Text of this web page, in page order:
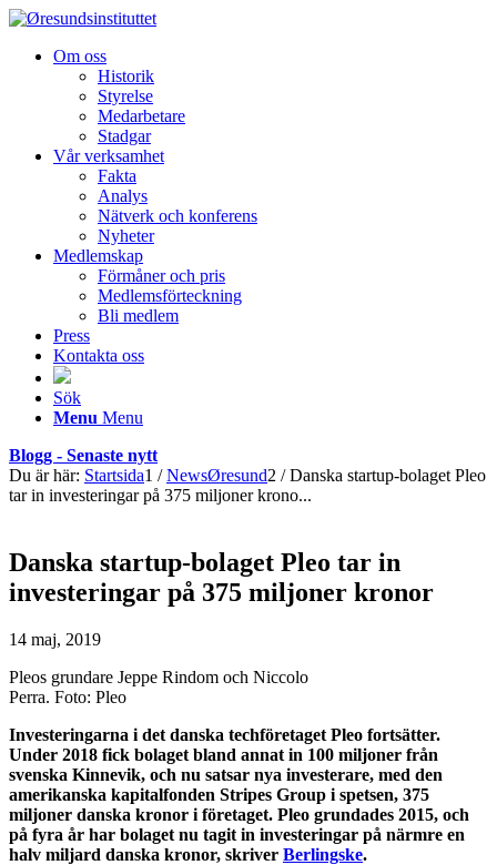
Om oss
Historik
Styrelse
Medarbetare
Stadgar
Vår verksamhet
Fakta
Analys
Nätverk och konferens
Nyheter
Medlemskap
Förmåner och pris
Medlemsförteckning
Bli medlem
Press
Kontakta oss
Sök
Menu Menu
Blogg - Senaste nytt
Du är här: Startsida1 / NewsØresund2 / Danska startup-bolaget Pleo
tar in investeringar på 375 miljoner krono...
Danska startup-bolaget Pleo tar in
investeringar på 375 miljoner kronor
14 maj, 2019
Pleos grundare Jeppe Rindom och Niccolo
Perra. Foto: Pleo
Investeringarna i det danska techföretaget Pleo fortsätter.
Under 2018 fick bolaget bland annat in 100 miljoner från
svenska Kinnevik, och nu satsar nya investerare, med den
amerikanska kapitalfonden Stripes Group i spetsen, 375
miljoner danska kronor i företaget. Pleo grundades 2015, och
på fyra år har bolaget nu tagit in investeringar på närmre en
halv miljard danska kronor, skriver Berlingske.